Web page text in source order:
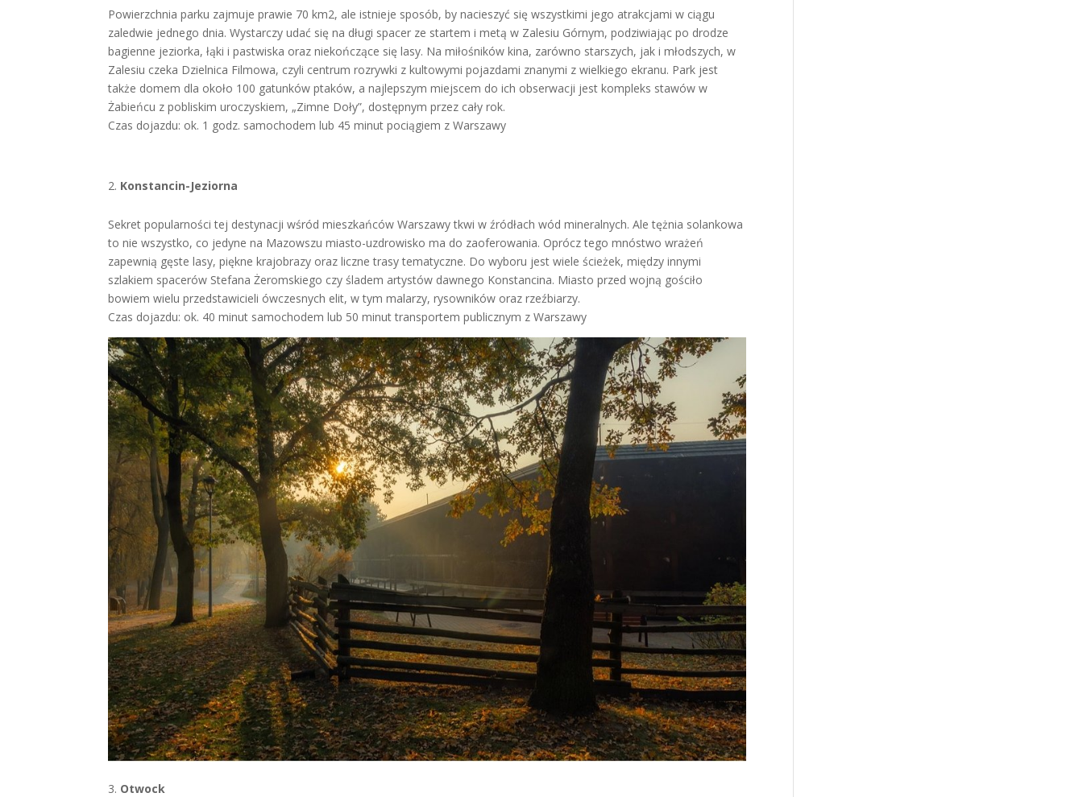
Powierzchnia parku zajmuje prawie 70 km2, ale istnieje sposób, by nacieszyć się wszystkimi jego atrakcjami w ciągu
zaledwie jednego dnia. Wystarczy udać się na długi spacer ze startem i metą w Zalesiu Górnym, podziwiając po drodze
bagienne jeziorka, łąki i pastwiska oraz niekończące się lasy. Na miłośników kina, zarówno starszych, jak i młodszych, w
Zalesiu czeka Dzielnica Filmowa, czyli centrum rozrywki z kultowymi pojazdami znanymi z wielkiego ekranu. Park jest
także domem dla około 100 gatunków ptaków, a najlepszym miejscem do ich obserwacji jest kompleks stawów w
Żabieńcu z pobliskim uroczyskiem, „Zimne Doły”, dostępnym przez cały rok.
Czas dojazdu: ok. 1 godz. samochodem lub 45 minut pociągiem z Warszawy
Konstancin-Jeziorna
Sekret popularności tej destynacji wśród mieszkańców Warszawy tkwi w źródłach wód mineralnych. Ale tężnia solankowa
to nie wszystko, co jedyne na Mazowszu miasto-uzdrowisko ma do zaoferowania. Oprócz tego mnóstwo wrażeń
zapewnią gęste lasy, piękne krajobrazy oraz liczne trasy tematyczne. Do wyboru jest wiele ścieżek, między innymi
szlakiem spacerów Stefana Żeromskiego czy śladem artystów dawnego Konstancina. Miasto przed wojną gościło
bowiem wielu przedstawicieli ówczesnych elit, w tym malarzy, rysowników oraz rzeźbiarzy.
Czas dojazdu: ok. 40 minut samochodem lub 50 minut transportem publicznym z Warszawy
Otwock